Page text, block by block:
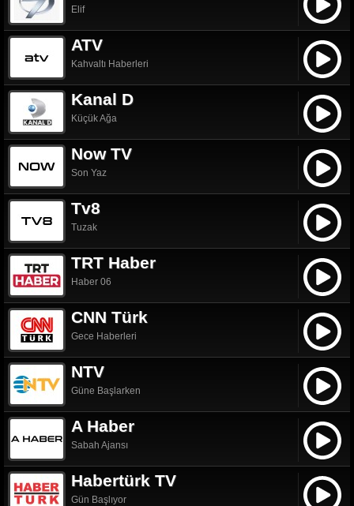
Elif
ATV
Kahvaltı Haberleri
Kanal D
Küçük Ağa
Now TV
Son Yaz
Tv8
Tuzak
TRT Haber
Haber 06
CNN Türk
Gece Haberleri
NTV
Güne Başlarken
A Haber
Sabah Ajansı
Habertürk TV
Gün Başlıyor